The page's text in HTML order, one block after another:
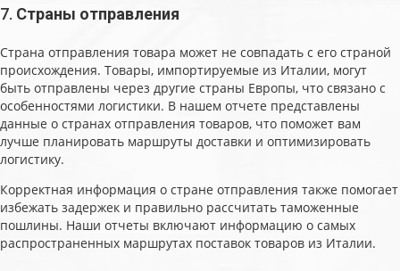
7. Страны отправления
Страна отправления товара может не совпадать с его страной
происхождения. Товары, импортируемые из Италии, могут
быть отправлены через другие страны Европы, что связано с
особенностями логистики. В нашем отчете представлены
данные о странах отправления товаров, что поможет вам
лучше планировать маршруты доставки и оптимизировать
логистику.
Корректная информация о стране отправления также помогает
избежать задержек и правильно рассчитать таможенные
пошлины. Наши отчеты включают информацию о самых
распространенных маршрутах поставок товаров из Италии.